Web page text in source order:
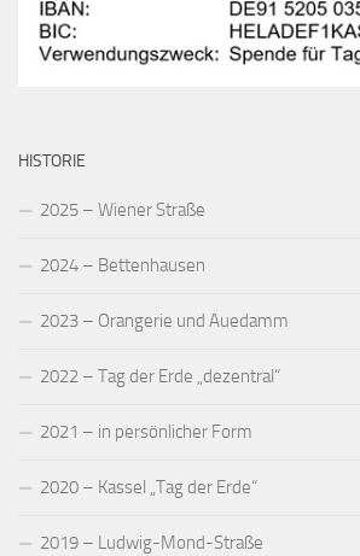
HISTORIE
2025 – Wiener Straße
2024 – Bettenhausen
2023 – Orangerie und Auedamm
2022 – Tag der Erde „dezentral“
2021 – in persönlicher Form
2020 – Kassel „Tag der Erde“
2019 – Ludwig-Mond-Straße